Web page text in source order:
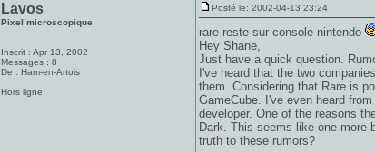
Lavos
Pixel microscopique
Inscrit : Apr 13, 2002
Messages : 8
De : Ham-en-Artois
Hors ligne
Posté le: 2002-04-13 23:24
rare reste sur console nintendo
Hey Shane,
Just have a quick question.
I've heard that the two
them. Considering that Rare is
GameCube. I've even heard
developer. One of the reasons
Dark. This seems like one more
truth to these rumors?